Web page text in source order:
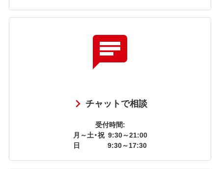
チャットで相談
受付時間:
月～土・祝 9:30～21:00
日
9:30～17:30